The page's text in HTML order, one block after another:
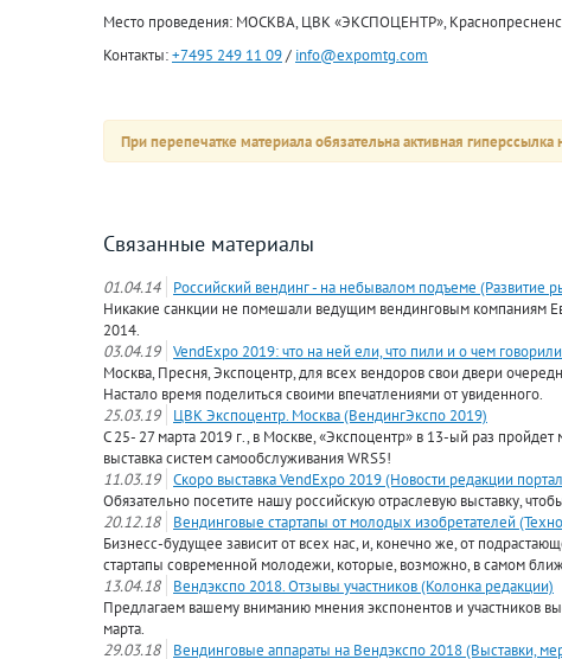
Место проведения: МОСКВА, ЦВК «ЭКСПОЦЕНТР»,
Контакты:+7495 249 11 09/ info@expomtg.com
При перепечатке материала обязательна активная гиперссылка
Связанные материалы
01.04.14
Российский вендинг - на небывалом подъеме (Развитие
Никакие санкции не помешали ведущим вендинговым компаниям
2014.
03.04.19
VendExpo 2019: что на ней ели, что пили и о чем
Москва, Пресня, Экспоцентр, для всех вендоров свои двери
Настало время поделиться своими впечатлениями от увиденного.
25.03.19
ЦВК Экспоцентр. Москва (ВендингЭкспо 2019)
C 25- 27 марта 2019 г., в Москве, «Экспоцентр» в 13-ый раз
выставка систем самообслуживания WRS5!
11.03.19
Скоро выставка VendExpo 2019 (Новости редакции
Обязательно посетите нашу российскую отраслевую выставку,
20.12.18
Вендинговые стартапы от молодых изобретателей
Бизнесс-будущее зависит от всех нас, и, конечно же, от
стартапы современной молодежи, которые, возможно, в самом
13.04.18
Вендэкспо 2018. Отзывы участников (Колонка редакции)
Предлагаем вашему вниманию мнения экспонентов и участников
марта.
29.03.18
Вендинговые аппараты на Вендэкспо 2018 (Выставки,